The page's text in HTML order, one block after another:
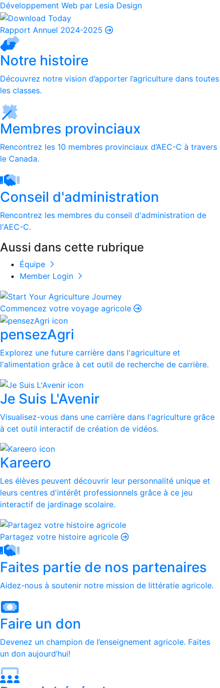
Développement Web par Lesia Design
Rapport Annuel 2024-2025
Notre histoire
Découvrez notre vision d’apporter l’agriculture dans toutes
les classes.
Membres provinciaux
Rencontrez les 10 membres provinciaux d’AEC-C à travers
le Canada.
Conseil d'administration
Rencontrez les membres du conseil d'administration de
l'AEC-C.
Aussi dans cette rubrique
Équipe
Member Login
Commencez votre voyage agricole
pensezAgri
Explorez une future carrière dans l'agriculture et
l'alimentation grâce à cet outil de recherche de carrière.
Je Suis L'Avenir
Visualisez-vous dans une carrière dans l'agriculture grâce
à cet outil interactif de création de vidéos.
Kareero
Les élèves peuvent découvrir leur personnalité unique et
leurs centres d'intérêt professionnels grâce à ce jeu
interactif de jardinage scolaire.
Partagez votre histoire agricole
Faites partie de nos partenaires
Aidez-nous à soutenir notre mission de littératie agricole.
Faire un don
Devenez un champion de l’enseignement agricole. Faites
un don aujourd’hui!